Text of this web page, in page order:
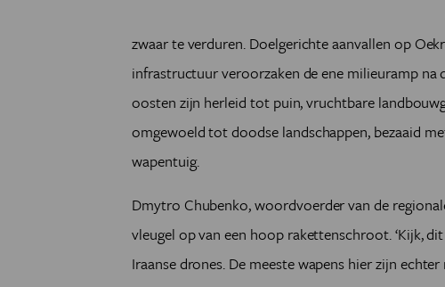
zwaar te verduren. Doelgerichte aanvallen op
infrastructuur veroorzaken de ene milieuramp na
oosten zijn herleid tot puin, vruchtbare
omgewoeld tot doodse landschappen, bezaaid
wapentuig.
Dmytro Chubenko, woordvoerder van de
vleugel op van een hoop rakettenschroot. ‘Kijk,
Iraanse drones. De meeste wapens hier zijn